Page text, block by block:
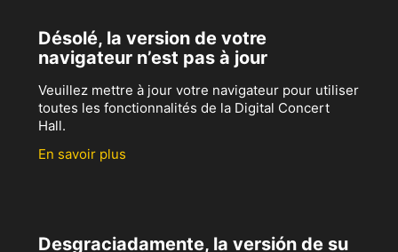
Désolé, la version de votre
navigateur n’est pas à jour
Veuillez mettre à jour votre navigateur pour utiliser
toutes les fonctionnalités de la Digital Concert
Hall.
En savoir plus
Desgraciadamente, la versión de su